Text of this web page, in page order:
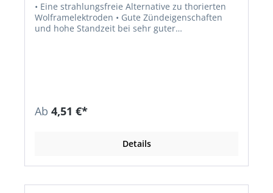
• Eine strahlungsfreie Alternative zu thorierten
Wolframelektroden • Gute Zündeigenschaften
und hohe Standzeit bei sehr guter
Ab 4,51 €*
Details